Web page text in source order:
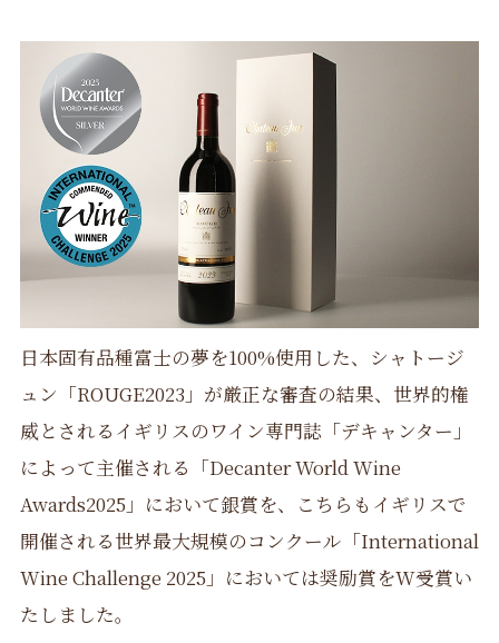
日本固有品種富士の夢を100%使用した、シャトージ
ュン「ROUGE2023」が厳正な審査の結果、世界的権
威とされるイギリスのワイン専門誌「デキャンター」
によって主催される「Decanter World Wine
Awards2025」において銀賞を、こちらもイギリスで
開催される世界最大規模のコンクール「International
Wine Challenge 2025」においては奨励賞をW受賞い
たしました。